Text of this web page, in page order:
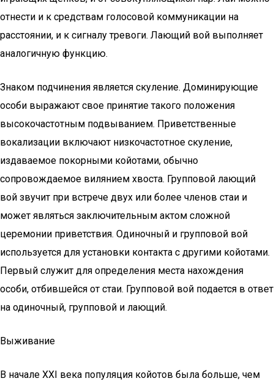
отнести и к средствам голосовой коммуникации на
расстоянии, и к сигналу тревоги. Лающий вой выполняет
аналогичную функцию.
Знаком подчинения является скуление. Доминирующие
особи выражают свое принятие такого положения
высокочастотным подвыванием. Приветственные
вокализации включают низкочастотное скуление,
издаваемое покорными койотами, обычно
сопровождаемое вилянием хвоста. Групповой лающий
вой звучит при встрече двух или более членов стаи и
может являться заключительным актом сложной
церемонии приветствия. Одиночный и групповой вой
используется для установки контакта с другими койотами.
Первый служит для определения места нахождения
особи, отбившейся от стаи. Групповой вой подается в ответ
на одиночный, групповой и лающий.
Выживание
В начале XXI века популяция койотов была больше, чем